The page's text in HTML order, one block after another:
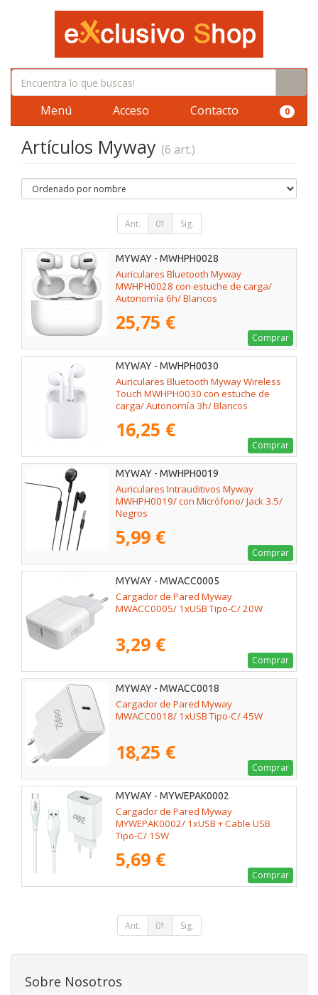
Menú Acceso Contacto 0
Artículos Myway (6 art.)
Ant. 01 Sig.
MYWAY - MWHPH0028
Auriculares Bluetooth Myway
MWHPH0028 con estuche de carga/
Autonomía 6h/ Blancos
25,75 €
Comprar
MYWAY - MWHPH0030
Auriculares Bluetooth Myway Wireless
Touch MWHPH0030 con estuche de
carga/ Autonomía 3h/ Blancos
16,25 €
Comprar
MYWAY - MWHPH0019
Auriculares Intrauditivos Myway
MWHPH0019/ con Micrófono/ Jack 3.5/
Negros
5,99 €
Comprar
MYWAY - MWACC0005
Cargador de Pared Myway
MWACC0005/ 1xUSB Tipo-C/ 20W
3,29 €
Comprar
MYWAY - MWACC0018
Cargador de Pared Myway
MWACC0018/ 1xUSB Tipo-C/ 45W
18,25 €
Comprar
MYWAY - MYWEPAK0002
Cargador de Pared Myway
MYWEPAK0002/ 1xUSB + Cable USB
Tipo-C/ 15W
5,69 €
Comprar
Ant. 01 Sig.
Sobre Nosotros